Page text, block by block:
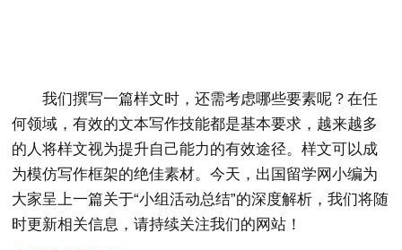
我们撰写一篇样文时，还需考虑哪些要素呢？在任
何领域，有效的文本写作技能都是基本要求，越来越多
的人将样文视为提升自己能力的有效途径。样文可以成
为模仿写作框架的绝佳素材。今天，出国留学网小编为
大家呈上一篇关于“小组活动总结”的深度解析，我们将随
时更新相关信息，请持续关注我们的网站！